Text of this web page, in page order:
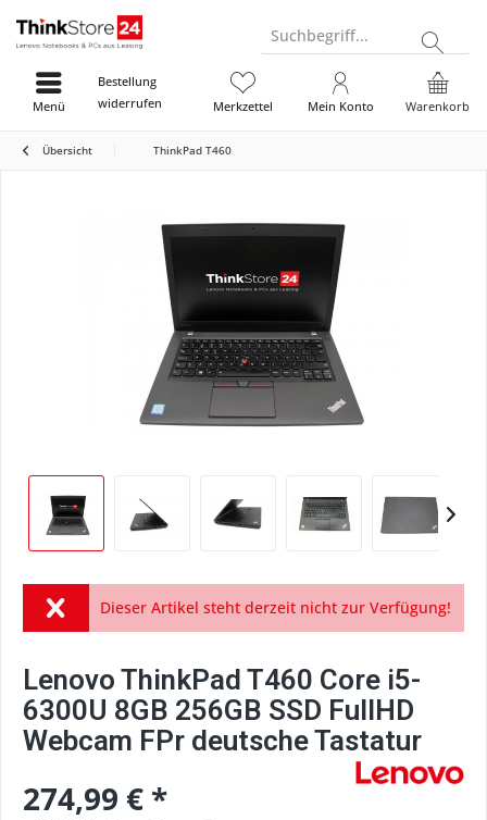
Suchbegriff...
Bestellung
widerrufen
Warenkorb
Merkzettel Mein Konto
Menü
Übersicht ThinkPad T460
Dieser Artikel steht derzeit nicht zur Verfügung!
Lenovo ThinkPad T460 Core i5-
6300U 8GB 256GB SSD FullHD
Webcam FPr deutsche Tastatur
274,99 € *